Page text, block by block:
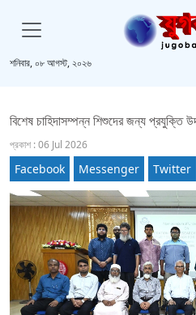
শনিবার, ০৮ আগস্ট, ২০২৬
বিশেষ চাহিদাসম্পন্ন শিশুদের জন্য প্রযুক্তি
প্রকাশ : 06 Jul 2026
Facebook Messenger Twitter